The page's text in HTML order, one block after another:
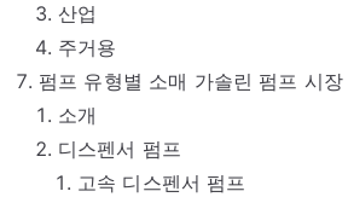
산업
주거용
펌프 유형별 소매 가솔린 펌프 시장
소개
디스펜서 펌프
고속 디스펜서 펌프